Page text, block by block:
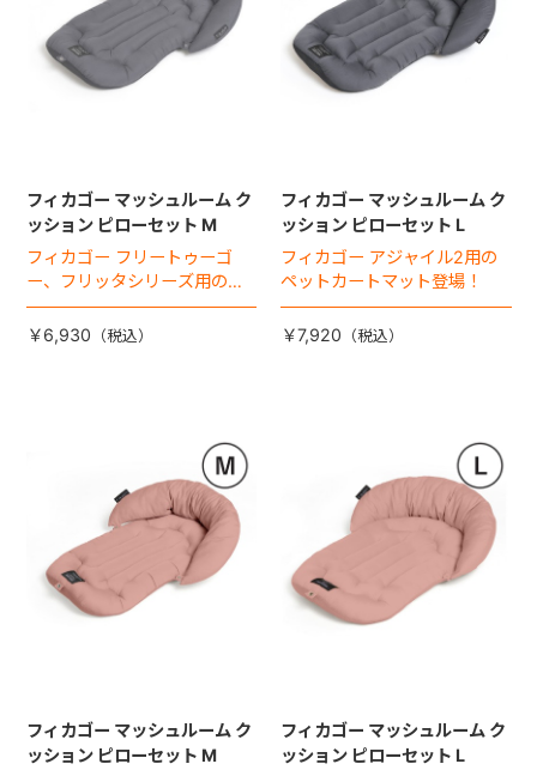
フィカゴー マッシュルーム ク
ッション ピローセット M
フィカゴー フリートゥーゴ
ー、フリッタシリーズ用のペ
ットカートマット登場！
￥6,930
フィカゴー マッシュルーム ク
ッション ピローセット L
フィカゴー アジャイル2用の
ペットカートマット登場！
￥7,920
フィカゴー マッシュルーム ク
ッション ピローセット M
フィカゴー マッシュルーム ク
ッション ピローセット L